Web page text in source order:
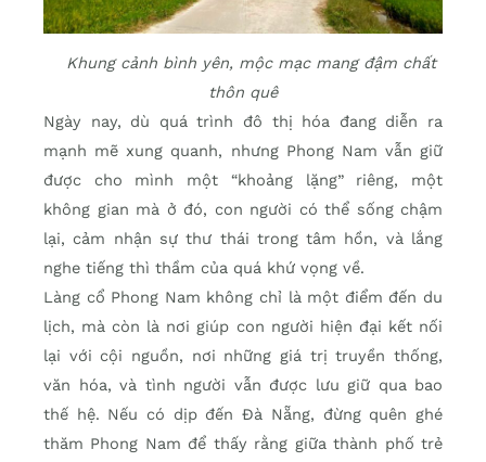
Khung cảnh bình yên, mộc mạc mang đậm chất
thôn quê
Ngày nay, dù quá trình đô thị hóa đang diễn ra
mạnh mẽ xung quanh, nhưng Phong Nam vẫn giữ
được cho mình một “khoảng lặng” riêng, một
không gian mà ở đó, con người có thể sống chậm
lại, cảm nhận sự thư thái trong tâm hồn, và lắng
nghe tiếng thì thầm của quá khứ vọng về.
Làng cổ Phong Nam không chỉ là một điểm đến du
lịch, mà còn là nơi giúp con người hiện đại kết nối
lại với cội nguồn, nơi những giá trị truyền thống,
văn hóa, và tình người vẫn được lưu giữ qua bao
thế hệ. Nếu có dịp đến Đà Nẵng, đừng quên ghé
thăm Phong Nam để thấy rằng giữa thành phố trẻ